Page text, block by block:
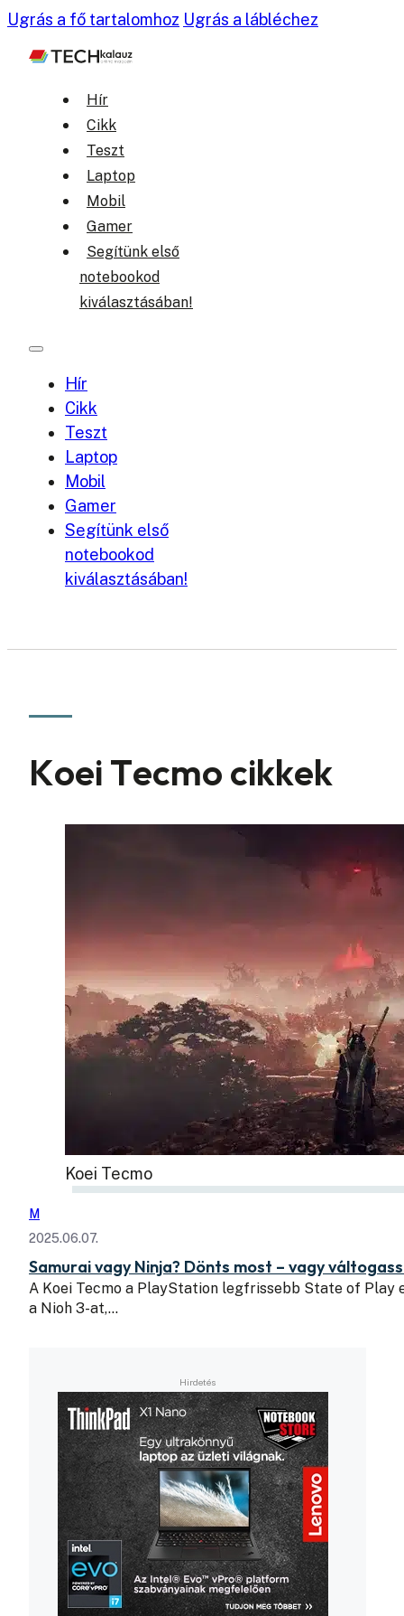
Ugrás a fő tartalomhoz Ugrás a lábléchez
Hír
Cikk
Teszt
Laptop
Mobil
Gamer
Segítünk első
notebookod
kiválasztásában!
Hír
Cikk
Teszt
Laptop
Mobil
Gamer
Segítünk első
notebookod
kiválasztásában!
Koei Tecmo cikkek
Koei Tecmo
M
2025.06.07.
Samurai vagy Ninja? Dönts most – vagy
A Koei Tecmo a PlayStation legfrissebb State of Play
a Nioh 3-at,…